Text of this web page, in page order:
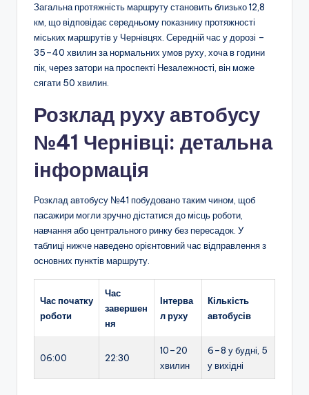
Загальна протяжність маршруту становить близько 12,8
км, що відповідає середньому показнику протяжності
міських маршрутів у Чернівцях. Середній час у дорозі –
35–40 хвилин за нормальних умов руху, хоча в години
пік, через затори на проспекті Незалежності, він може
сягати 50 хвилин.
Розклад руху автобусу
№41 Чернівці: детальна
інформація
Розклад автобусу №41 побудовано таким чином, щоб
пасажири могли зручно дістатися до місць роботи,
навчання або центрального ринку без пересадок. У
таблиці нижче наведено орієнтовний час відправлення з
основних пунктів маршруту.
Час початку
роботи
Час
завершен
ня
Інтерва
л руху
Кількість
автобусів
06:00 22:30
10–20
хвилин
6–8 у будні, 5
у вихідні